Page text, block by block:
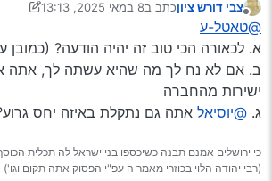
מנותק
צבי דורש ציוןכתב ב8 במאי 2025, 13:13
נערך לאחרונה על ידי צבי דורש ציון
@טאטל-ע
א. לכאורה הכי טוב זה יהיה הודעה?
ב. אם לא נח לך מה שהיא עשתה לך, אתה
ישירות מהחברה
ג. @יוסיאל אתה גם נתקלת באיזה יחס
כי ירושלים אמנם תבנה כשיכספו בני ישראל לה תכלית
(רבי יהודה הלוי בכוזרי מאמר ה עפ"י הפסוק אתה תקום וגו')